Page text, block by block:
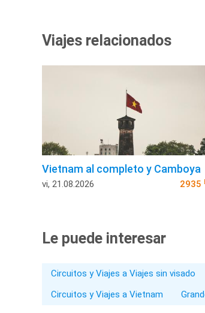
Viajes relacionados
Vietnam al completo y Camboya
vi, 21.08.2026 2935
Le puede interesar
Circuitos y Viajes a Viajes sin visado
Circuitos y Viajes a Vietnam